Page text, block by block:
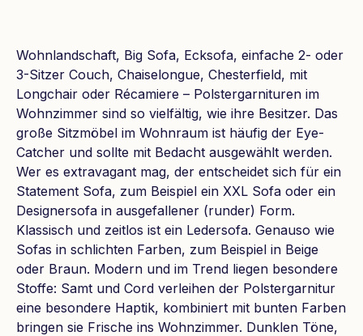
Wohnlandschaft, Big Sofa, Ecksofa, einfache 2- oder
3-Sitzer Couch, Chaiselongue, Chesterfield, mit
Longchair oder Récamiere – Polstergarnituren im
Wohnzimmer sind so vielfältig, wie ihre Besitzer. Das
große Sitzmöbel im Wohnraum ist häufig der Eye-
Catcher und sollte mit Bedacht ausgewählt werden.
Wer es extravagant mag, der entscheidet sich für ein
Statement Sofa, zum Beispiel ein XXL Sofa oder ein
Designersofa in ausgefallener (runder) Form.
Klassisch und zeitlos ist ein Ledersofa. Genauso wie
Sofas in schlichten Farben, zum Beispiel in Beige
oder Braun. Modern und im Trend liegen besondere
Stoffe: Samt und Cord verleihen der Polstergarnitur
eine besondere Haptik, kombiniert mit bunten Farben
bringen sie Frische ins Wohnzimmer. Dunklen Töne,